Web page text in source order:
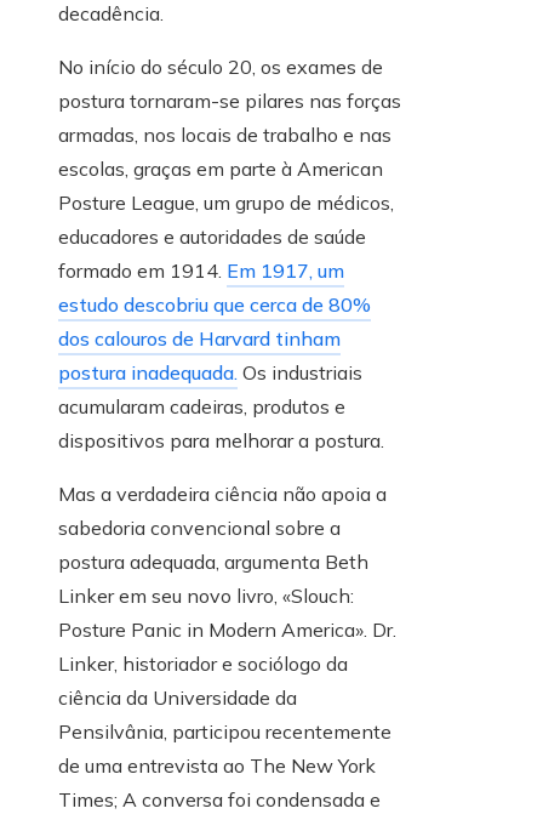
decadência.
No início do século 20, os exames de
postura tornaram-se pilares nas forças
armadas, nos locais de trabalho e nas
escolas, graças em parte à American
Posture League, um grupo de médicos,
educadores e autoridades de saúde
formado em 1914. Em 1917, um
estudo descobriu que cerca de 80%
dos calouros de Harvard tinham
postura inadequada. Os industriais
acumularam cadeiras, produtos e
dispositivos para melhorar a postura.
Mas a verdadeira ciência não apoia a
sabedoria convencional sobre a
postura adequada, argumenta Beth
Linker em seu novo livro, «Slouch:
Posture Panic in Modern America». Dr.
Linker, historiador e sociólogo da
ciência da Universidade da
Pensilvânia, participou recentemente
de uma entrevista ao The New York
Times; A conversa foi condensada e